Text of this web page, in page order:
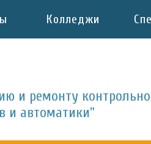
Колледжи
и ремонту
и автоматики"